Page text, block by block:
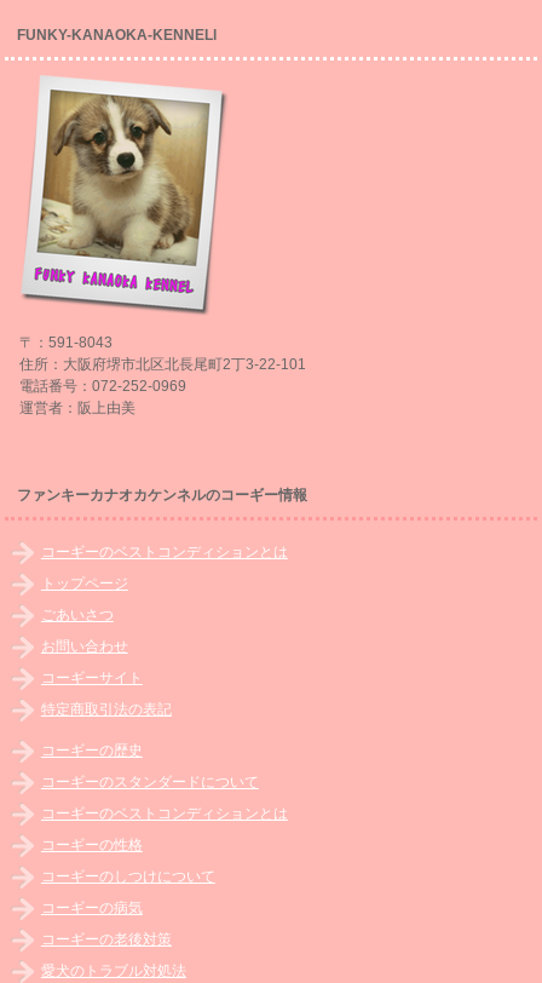
FUNKY-KANAOKA-KENNELl
〒：591-8043
住所：大阪府堺市北区北長尾町2丁3-22-101
電話番号：072-252-0969
運営者：阪上由美
ファンキーカナオカケンネルのコーギー情報
コーギーのベストコンディションとは
トップページ
ごあいさつ
お問い合わせ
コーギーサイト
特定商取引法の表記
コーギーの歴史
コーギーのスタンダードについて
コーギーのベストコンディションとは
コーギーの性格
コーギーのしつけについて
コーギーの病気
コーギーの老後対策
愛犬のトラブル対処法